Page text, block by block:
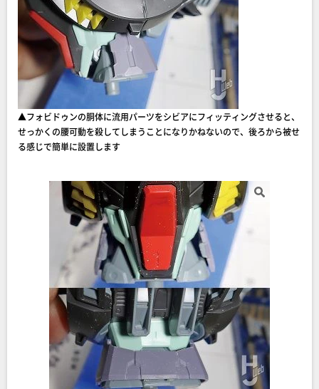
▲フォビドゥンの胴体に流用パーツをシビアにフィッティングさせると、
せっかくの腰可動を殺してしまうことになりかねないので、後ろから被せ
る感じで簡単に設置します